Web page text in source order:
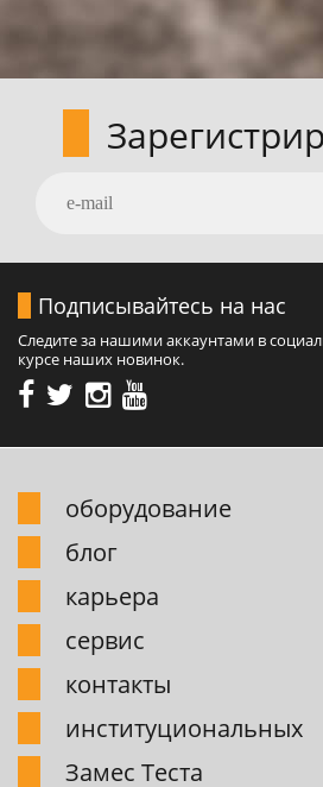
Подписывайтесь на нас
Следите за нашими аккаунтами в
курсе наших новинок.
обоpудование
блог
карьера
сервис
контакты
институциональных
Замес Теста